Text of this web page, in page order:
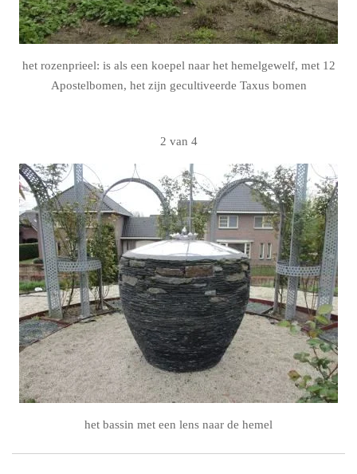
het rozenprieel: is als een koepel naar het hemelgewelf, met 12
Apostelbomen, het zijn gecultiveerde Taxus bomen
2 van 4
het bassin met een lens naar de hemel